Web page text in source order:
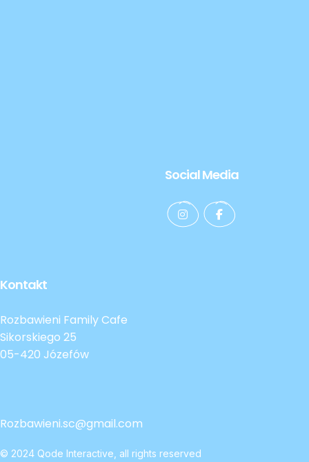
Social Media
Kontakt
Rozbawieni Family Cafe
Sikorskiego 25
05-420 Józefów
Rozbawieni.sc@gmail.com
© 2024 Qode Interactive , all rights reserved